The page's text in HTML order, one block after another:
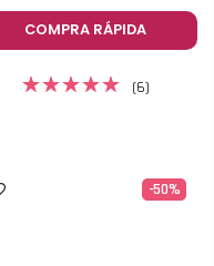
COMPRA RÁPIDA
(6)
-50%